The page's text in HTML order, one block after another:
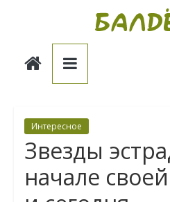
Балдёж
Интересное
Звезды
начале